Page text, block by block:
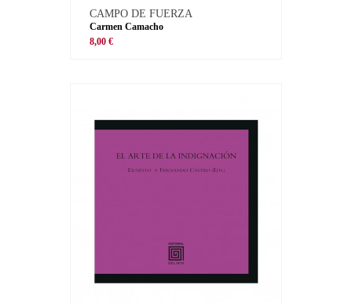
CAMPO DE FUERZA
Carmen Camacho
8,00 €